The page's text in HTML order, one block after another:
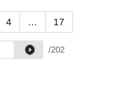
統。泛素與泛素類似修飾
關注的藥物標的家族之
4 … 17
/202